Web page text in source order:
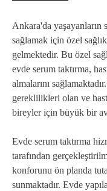
Ankara'da yaşayanların
sağlamak için özel
gelmektedir. Bu özel
evde serum taktırma,
almalarını
gereklilikleri olan ve
bireyler için büyük bir
Evde serum taktırma
tarafından
konforunu ön planda
sunmaktadır. Evde